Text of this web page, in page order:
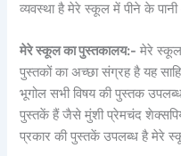
व्यवस्था है मेरे स्कूल में पीने के
मेरे स्कूल का पुस्तकालय:- मेरे
पुस्तकों का अच्छा संग्रह है यह
भूगोल सभी विषय की पुस्तक
पुस्तकें हैं जैसे मुंशी प्रेमचंद
प्रकार की पुस्तकें उपलब्ध है मेरे